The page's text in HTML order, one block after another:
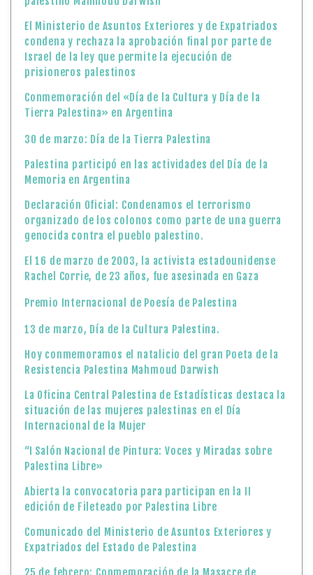
30 de marzo: Día de la Tierra Palestina
Palestina participó en las actividades del Día de la
Memoria en Argentina
Declaración Oficial: Condenamos el terrorismo
organizado de los colonos como parte de una guerra
genocida contra el pueblo palestino.
El 16 de marzo de 2003, la activista estadounidense
Premio Internacional de Poesía de Palestina
13 de marzo, Día de la Cultura Palestina.
Hoy conmemoramos el natalicio del gran Poeta de la
Resistencia Palestina Mahmoud Darwish
La Oficina Central Palestina de Estadísticas destaca la
situación de las mujeres palestinas en el Día
Internacional de la Mujer
“I Salón Nacional de Pintura: Voces y Miradas sobre
Palestina Libre»
Abierta la convocatoria para participan en la II
Comunicado del Ministerio de Asuntos Exteriores y
Expatriados del Estado de Palestina
25 de febrero: Conmemoración de la Masacre de
Hebrón
تشجع فلسطين على التشاور بشأن مسودة الدستور
المؤقت لدولة فلسطين
¡Convocatoria abierta!: Orquesta Juvenil de Palestina
La Presidencia palestina acoge con satisfacción los
esfuerzos realizados por el presidente Donald Trump